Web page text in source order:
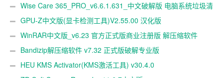
Wise Care 365_PRO_v6.6.1.631_中文破解版 电脑系统垃圾清
理软件GPU-Z中文版(显卡检测工具)V2.55.00 汉化版
WinRAR中文版_v6.23 官方正式版商业注册版 解压缩软件
Bandizip解压缩软件 v7.32 正式版破解专业版
HEU KMS Activator(KMS激活工具) v30.4.0